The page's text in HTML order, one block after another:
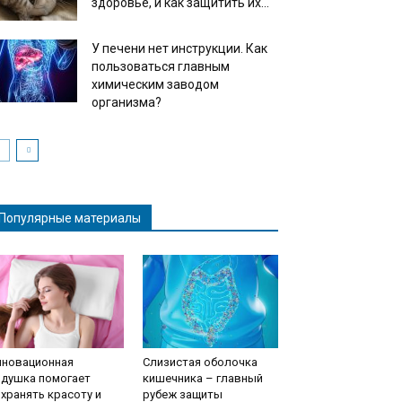
У печени нет инструкции. Как
пользоваться главным
химическим заводом
организма?
материалы
помогает
красоту и
Слизистая оболочка
кишечника – главный
рубеж защиты